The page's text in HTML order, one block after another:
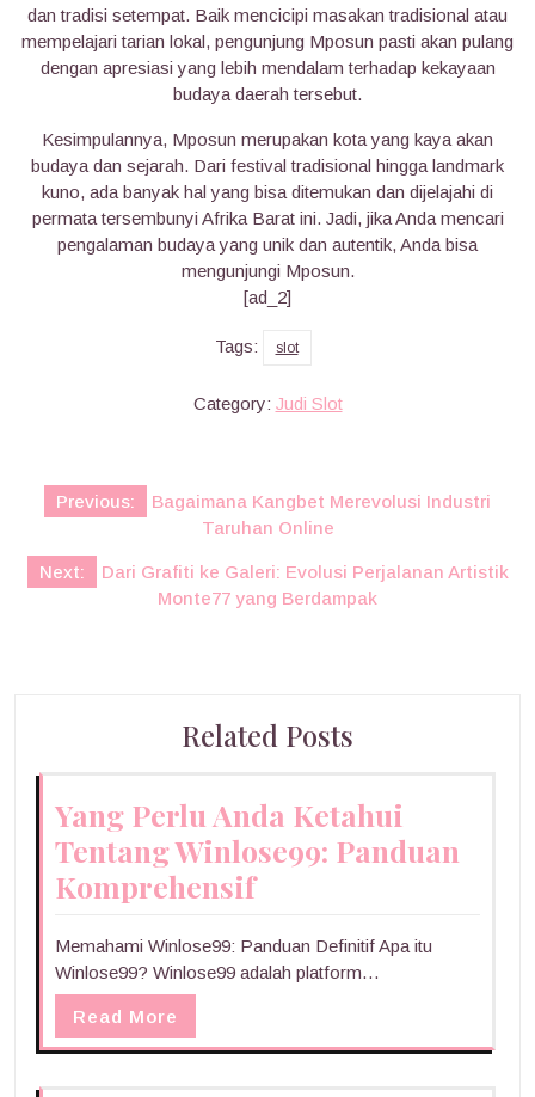
dan tradisi setempat. Baik mencicipi masakan tradisional atau
mempelajari tarian lokal, pengunjung Mposun pasti akan pulang
dengan apresiasi yang lebih mendalam terhadap kekayaan
budaya daerah tersebut.
Kesimpulannya, Mposun merupakan kota yang kaya akan
budaya dan sejarah. Dari festival tradisional hingga landmark
kuno, ada banyak hal yang bisa ditemukan dan dijelajahi di
permata tersembunyi Afrika Barat ini. Jadi, jika Anda mencari
pengalaman budaya yang unik dan autentik, Anda bisa
mengunjungi Mposun.
[ad_2]
Tags: slot
Category: Judi Slot
Post
navigation
Previous:
Bagaimana Kangbet Merevolusi Industri
Taruhan Online
Next:
Dari Grafiti ke Galeri: Evolusi Perjalanan Artistik
Monte77 yang Berdampak
Related Posts
Yang Perlu Anda Ketahui
Tentang Winlose99: Panduan
Komprehensif
Memahami Winlose99: Panduan Definitif Apa itu
Winlose99? Winlose99 adalah platform…
Read More